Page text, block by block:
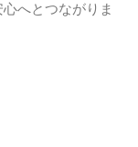
へとつながりま